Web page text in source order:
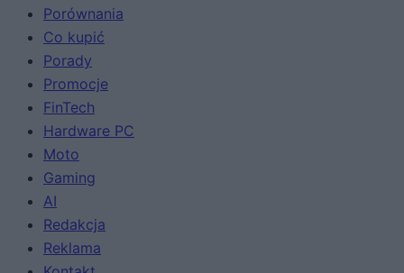
Porównania
Co kupić
Porady
Promocje
FinTech
Hardware PC
Moto
Gaming
AI
Redakcja
Reklama